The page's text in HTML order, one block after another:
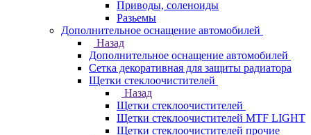
Приводы, соленоиды
Разьемы
Дополнительное оснащение автомобилей
Назад
Дополнительное оснащение автомобилей
Сетка декоративная для защиты радиатора
Щетки стеклоочистителей
Назад
Щетки стеклоочистителей
Щетки стеклоочистителей MTF LIGHT
Щетки стеклоочистителей прочие